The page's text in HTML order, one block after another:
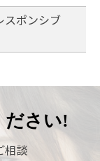
スポンシブ
ださい!
相談